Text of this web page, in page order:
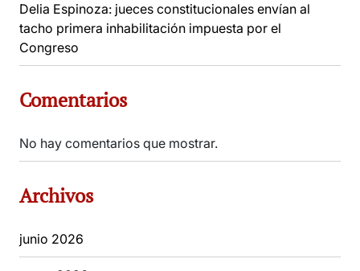
Delia Espinoza: jueces constitucionales envían al
tacho primera inhabilitación impuesta por el
Congreso
Comentarios
No hay comentarios que mostrar.
Archivos
junio 2026